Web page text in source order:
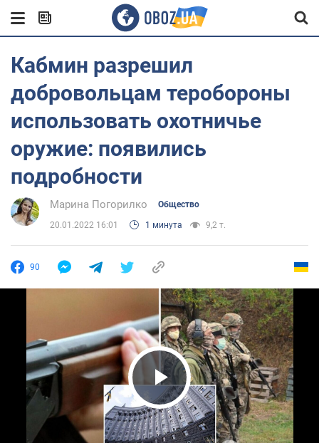
Кабмин разрешил
добровольцам теробороны
использовать охотничье
оружие: появились
подробности
Марина Погорилко Общество
20.01.2022 16:01 1 минута 9,2 т.
90
Play Video